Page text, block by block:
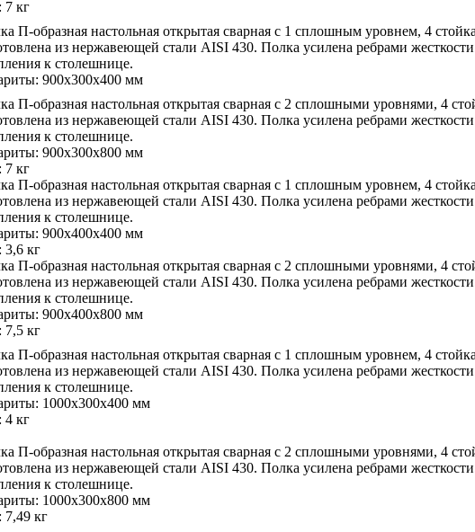
7 кг
П-образная настольная открытая сварная с 1 сплошным уровнем, 4
из нержавеющей стали AISI 430. Полка усилена ребрами
к столешнице.
900х300х400 мм
П-образная настольная открытая сварная с 2 сплошными уровнями, 4
из нержавеющей стали AISI 430. Полка усилена ребрами
к столешнице.
900х300х800 мм
7 кг
П-образная настольная открытая сварная с 1 сплошным уровнем, 4
из нержавеющей стали AISI 430. Полка усилена ребрами
к столешнице.
900х400х400 мм
3,6 кг
П-образная настольная открытая сварная с 2 сплошными уровнями, 4
из нержавеющей стали AISI 430. Полка усилена ребрами
к столешнице.
900х400х800 мм
7,5 кг
П-образная настольная открытая сварная с 1 сплошным уровнем, 4
из нержавеющей стали AISI 430. Полка усилена ребрами
к столешнице.
1000х300х400 мм
4 кг
П-образная настольная открытая сварная с 2 сплошными уровнями, 4
из нержавеющей стали AISI 430. Полка усилена ребрами
к столешнице.
1000х300х800 мм
7,49 кг